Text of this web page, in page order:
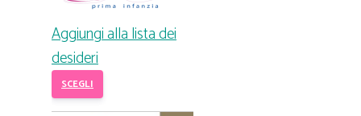
Aggiungi alla lista dei
desideri
SCEGLI